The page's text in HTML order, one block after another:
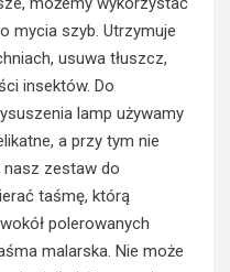
mycia szyb. Utrzymuje
usuwa tłuszcz,
insektów. Do
lamp używamy
a przy tym nie
zestaw do
taśmę, którą
polerowanych
malarska. Nie może